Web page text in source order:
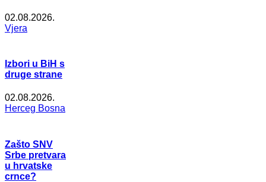
02.08.2026.
Vjera
Izbori u BiH s
druge strane
02.08.2026.
Herceg Bosna
Zašto SNV
Srbe pretvara
u hrvatske
crnce?